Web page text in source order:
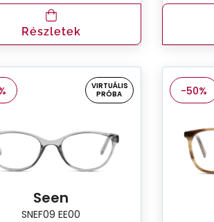
Részletek
VIRTUÁLIS
PRÓBA
Seen
SNEF09 EE00
-50%